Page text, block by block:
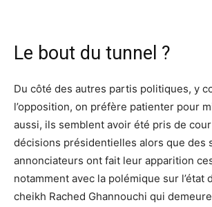
Le bout du tunnel ?
Du côté des autres partis politiques, y
l’opposition, on préfère patienter pour
aussi, ils semblent avoir été pris de
décisions présidentielles alors que des
annonciateurs ont fait leur apparition
notamment avec la polémique sur l’état
cheikh Rached Ghannouchi qui